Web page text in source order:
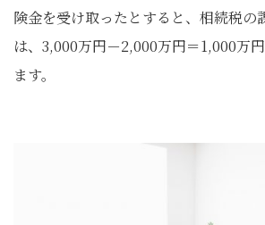
険金を受け取ったとすると、相続税の
は、3,000万円－2,000万円＝1,000万
ます。